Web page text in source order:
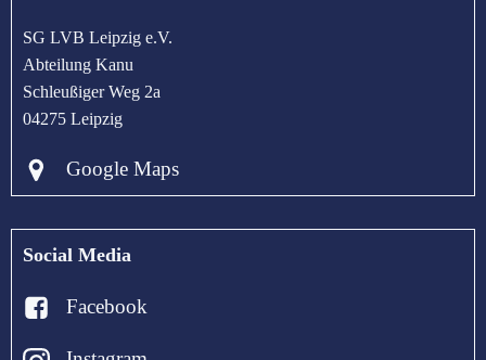
SG LVB Leipzig e.V.
Abteilung Kanu
Schleußiger Weg 2a
04275 Leipzig
Google Maps
Social Media
Facebook